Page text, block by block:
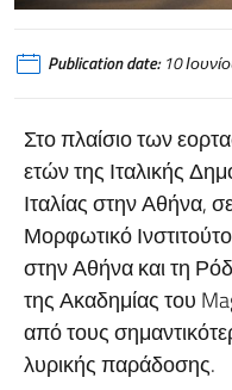
Publication date:10
Στο πλαίσιο των
ετών της Ιταλικής
Ιταλίας στην Αθήνα,
Μορφωτικό
στην Αθήνα και τη
της Ακαδημίας του
από τους
λυρικής παράδοσης.